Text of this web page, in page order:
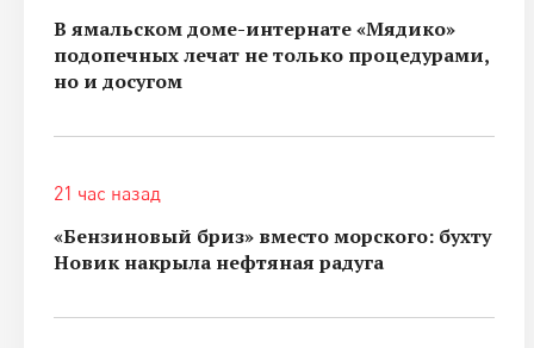
В ямальском доме-интернате «Мядико»
подопечных лечат не только процедурами,
но и досугом
21 час назад
«Бензиновый бриз» вместо морского: бухту
Новик накрыла нефтяная радуга